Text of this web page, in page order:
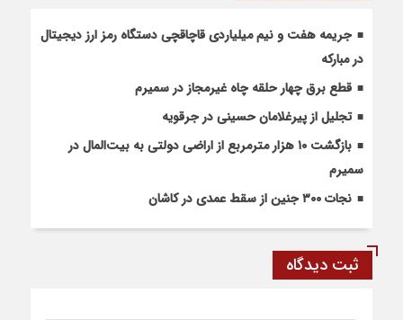
جریمه هفت و نیم میلیاردی قاچاقچی دستگاه رمز ارز دیجیتال
در مبارکه
قطع برق چهار حلقه چاه غیرمجاز در سمیرم
تجلیل از پیرغلامان حسینی در جرقویه
بازگشت ۱۰ هزار مترمربع از اراضی دولتی به بیت‌المال در
سمیرم
نجات ۳۰۰ جنین از سقط عمدی در کاشان
ثبت دیدگاه